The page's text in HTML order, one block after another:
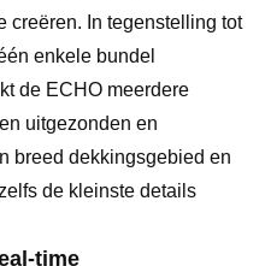
creëren. In tegenstelling tot
enkele bundel
de ECHO meerdere
uitgezonden en
breed dekkingsgebied en
de kleinste details
time